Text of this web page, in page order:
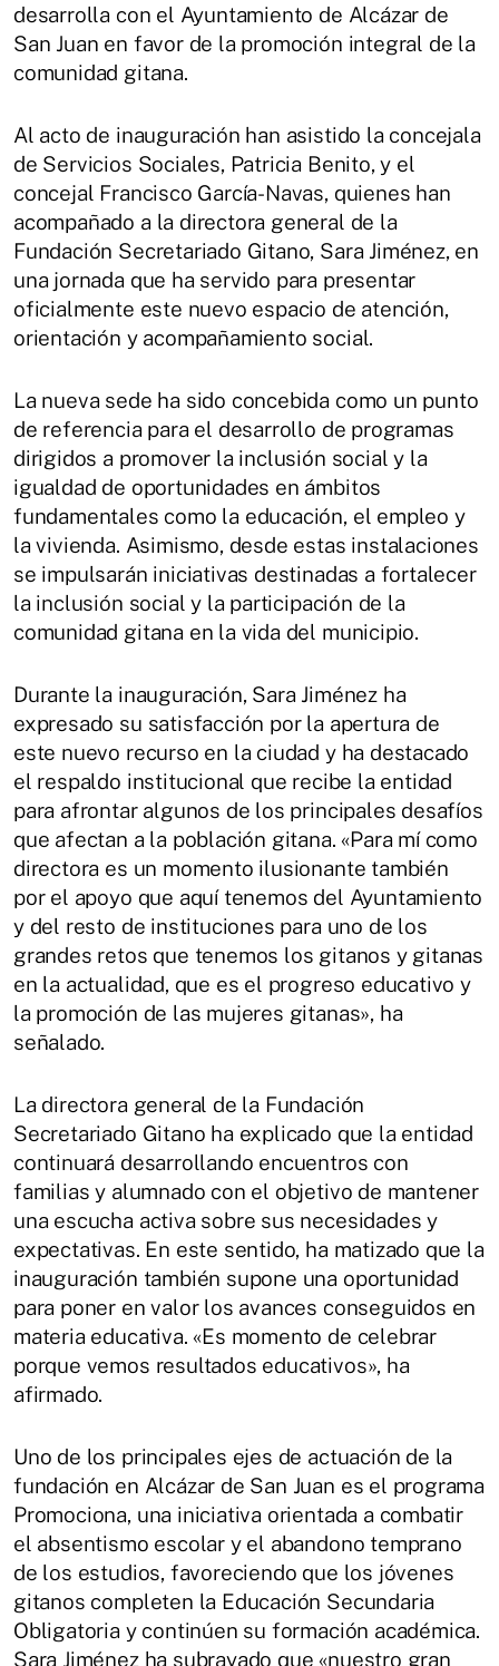
desarrolla con el Ayuntamiento de Alcázar de
San Juan en favor de la promoción integral de la
comunidad gitana.
Al acto de inauguración han asistido la concejala
de Servicios Sociales, Patricia Benito, y el
concejal Francisco García-Navas, quienes han
acompañado a la directora general de la
Fundación Secretariado Gitano, Sara Jiménez, en
una jornada que ha servido para presentar
oficialmente este nuevo espacio de atención,
orientación y acompañamiento social.
La nueva sede ha sido concebida como un punto
de referencia para el desarrollo de programas
dirigidos a promover la inclusión social y la
igualdad de oportunidades en ámbitos
fundamentales como la educación, el empleo y
la vivienda. Asimismo, desde estas instalaciones
se impulsarán iniciativas destinadas a fortalecer
la inclusión social y la participación de la
comunidad gitana en la vida del municipio.
Durante la inauguración, Sara Jiménez ha
expresado su satisfacción por la apertura de
este nuevo recurso en la ciudad y ha destacado
el respaldo institucional que recibe la entidad
para afrontar algunos de los principales desafíos
que afectan a la población gitana. «Para mí como
directora es un momento ilusionante también
por el apoyo que aquí tenemos del Ayuntamiento
y del resto de instituciones para uno de los
grandes retos que tenemos los gitanos y gitanas
en la actualidad, que es el progreso educativo y
la promoción de las mujeres gitanas», ha
señalado.
La directora general de la Fundación
Secretariado Gitano ha explicado que la entidad
continuará desarrollando encuentros con
familias y alumnado con el objetivo de mantener
una escucha activa sobre sus necesidades y
expectativas. En este sentido, ha matizado que la
inauguración también supone una oportunidad
para poner en valor los avances conseguidos en
materia educativa. «Es momento de celebrar
porque vemos resultados educativos», ha
afirmado.
Uno de los principales ejes de actuación de la
fundación en Alcázar de San Juan es el programa
Promociona, una iniciativa orientada a combatir
el absentismo escolar y el abandono temprano
de los estudios, favoreciendo que los jóvenes
gitanos completen la Educación Secundaria
Obligatoria y continúen su formación académica.
Sara Jiménez ha subrayado que «nuestro gran